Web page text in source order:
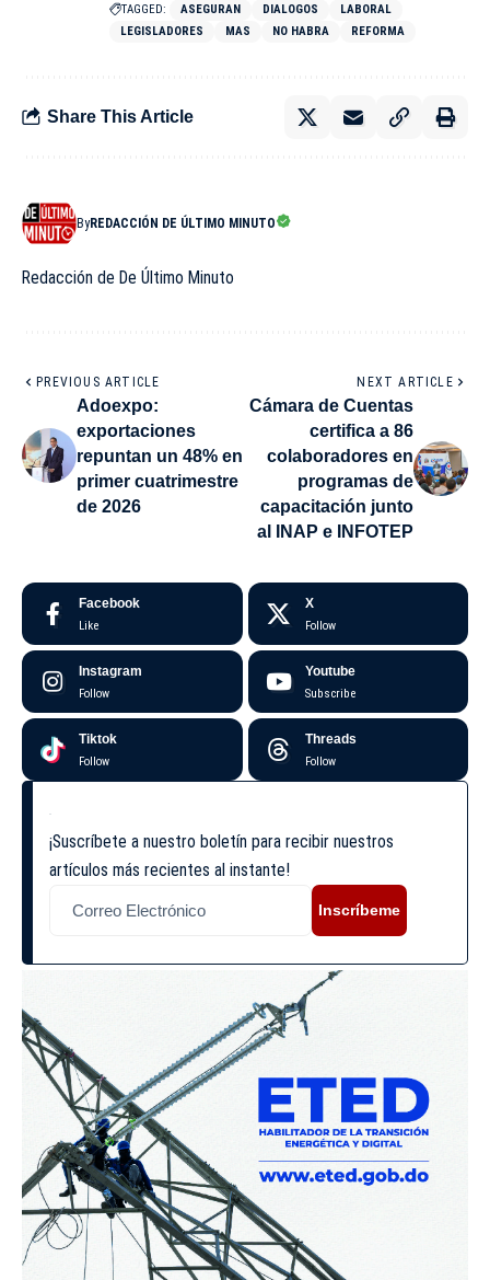
TAGGED: ASEGURAN DIALOGOS
LABORAL
LEGISLADORES
MAS NO HABRA REFORMA
Share This Article
ByREDACCIÓN DE ÚLTIMO MINUTO
Redacción de De Último Minuto
PREVIOUS ARTICLE
Adoexpo:
exportaciones
repuntan un 48% en
primer cuatrimestre
de 2026
NEXT ARTICLE
Cámara de Cuentas
certifica a 86
colaboradores en
programas de
capacitación junto
al INAP e INFOTEP
Facebook
Like
X
Follow
Instagram
Follow
Youtube
Subscribe
Tiktok
Follow
Threads
Follow
¡Suscríbete a nuestro boletín para recibir nuestros
artículos más recientes al instante!
Inscríbeme